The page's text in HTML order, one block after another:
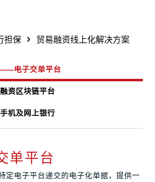
担保 贸易融资线上化解决方案
电子交单平台
资区块链平台
机及网上银行
平台
定电子平台递交的电子化单据，提供一